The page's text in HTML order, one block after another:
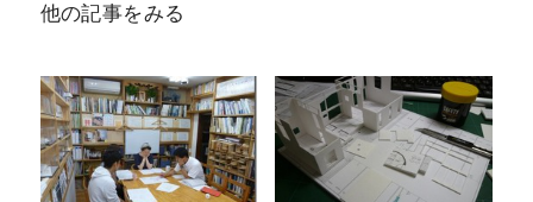
他の記事をみる